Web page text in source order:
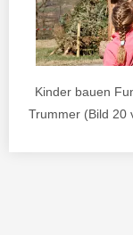
Kinder bauen
Trummer (Bild 20